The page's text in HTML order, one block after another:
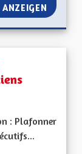
ANZEIGEN
: Plafonner